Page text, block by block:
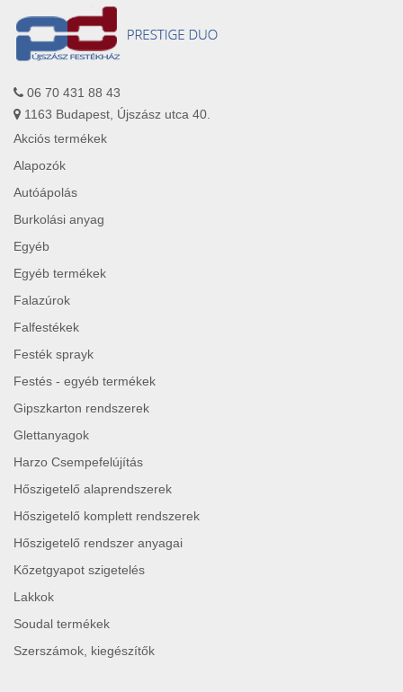
06 70 431 88 43
1163 Budapest, Újszász utca 40.
Akciós termékek
Alapozók
Autóápolás
Burkolási anyag
Egyéb
Egyéb termékek
Falazúrok
Falfestékek
Festék sprayk
Festés - egyéb termékek
Gipszkarton rendszerek
Glettanyagok
Harzo Csempefelújítás
Hőszigetelő alaprendszerek
Hőszigetelő komplett rendszerek
Hőszigetelő rendszer anyagai
Kőzetgyapot szigetelés
Lakkok
Soudal termékek
Szerszámok, kiegészítők